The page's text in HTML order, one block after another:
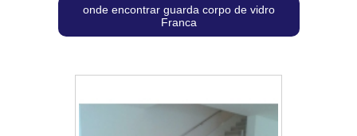
onde encontrar guarda corpo de vidro
Franca